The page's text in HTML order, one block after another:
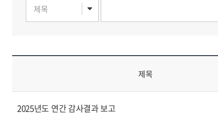
제목
2025년도 연간 감사결과 보고